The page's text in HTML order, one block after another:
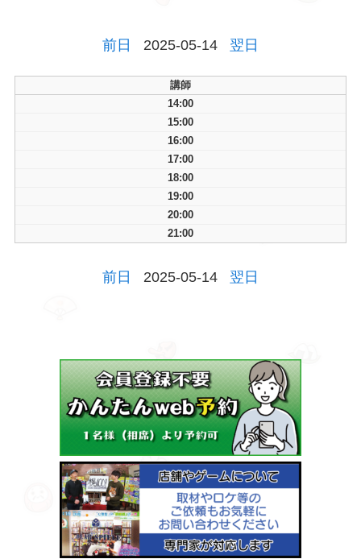
前日 2025-05-14 翌日
講師
14:00
15:00
16:00
17:00
18:00
19:00
20:00
21:00
前日 2025-05-14 翌日